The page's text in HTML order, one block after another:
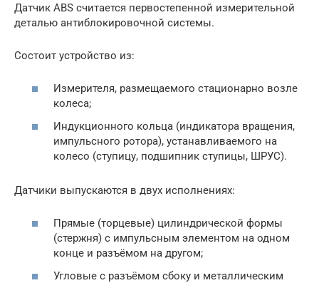
Датчик ABS считается первостепенной измерительной
деталью антиблокировочной системы.
Состоит устройство из:
Измерителя, размещаемого стационарно возле
колеса;
Индукционного кольца (индикатора вращения,
импульсного ротора), устанавливаемого на
колесо (ступицу, подшипник ступицы, ШРУС).
Датчики выпускаются в двух исполнениях:
Прямые (торцевые) цилиндрической формы
(стержня) с импульсным элементом на одном
конце и разъёмом на другом;
Угловые с разъёмом сбоку и металлическим